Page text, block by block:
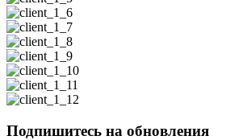
Подпишитесь на обновления